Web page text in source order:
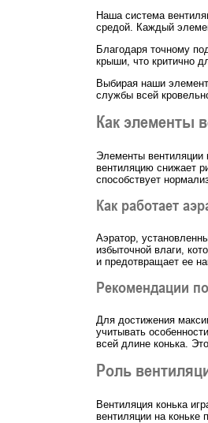
Наша система
средой. Каждый
Благодаря точному
крыши, что критично
Выбирая наши
службы всей
Как элементы
Элементы вентиляции
вентиляцию снижает
способствует
Как работает
Аэратор,
избыточной влаги,
и предотвращает ее
Рекомендации
Для достижения
учитывать
всей длине конька.
Роль
Вентиляция конька
вентиляции на коньке